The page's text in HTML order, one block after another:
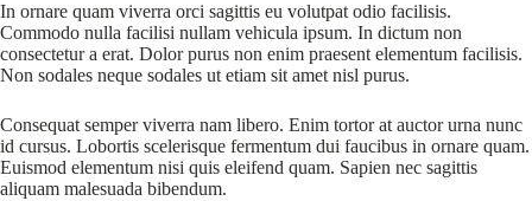
In ornare quam viverra orci sagittis eu volutpat odio facilisis.
Commodo nulla facilisi nullam vehicula ipsum. In dictum non
consectetur a erat. Dolor purus non enim praesent elementum facilisis.
Non sodales neque sodales ut etiam sit amet nisl purus.
Consequat semper viverra nam libero. Enim tortor at auctor urna nunc
id cursus. Lobortis scelerisque fermentum dui faucibus in ornare quam.
Euismod elementum nisi quis eleifend quam. Sapien nec sagittis
aliquam malesuada bibendum.